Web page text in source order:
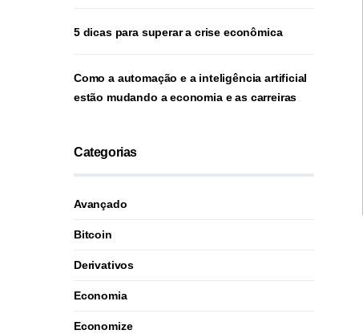
5 dicas para superar a crise econômica
Como a automação e a inteligência artificial
estão mudando a economia e as carreiras
Categorias
Avançado
Bitcoin
Derivativos
Economia
Economize